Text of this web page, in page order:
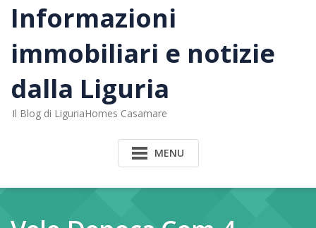
Informazioni
immobiliari e notizie
dalla Liguria
Il Blog di LiguriaHomes Casamare
MENU